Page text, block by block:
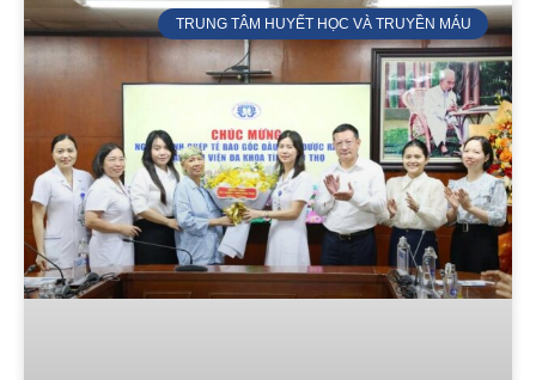
TRUNG TÂM HUYẾT HỌC VÀ TRUYỀN MÁU